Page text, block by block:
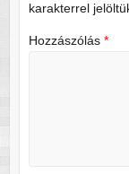
karakterrel
Hozzászólás *